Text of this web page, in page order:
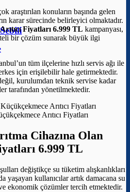
araştırılan konuların başında gelen
karar sürecinde belirleyici olmaktadır.
Arıtıcı Fiyatları 6.999 TL kampanyası,
bir çözüm sunarak büyük ilgi
tüm ilçelerine hızlı servis ağı ile
için erişilebilir hale getirmektedir.
kurulumdan teknik servise kadar
tarafından yönetilmektedir.
Arıtıcı Fiyatları
Cihazına Olan
6.999 TL
değiştikçe su tüketim alışkanlıkları
yaşayan kullanıcılar artık damacana su
ekonomik çözümler tercih etmektedir.